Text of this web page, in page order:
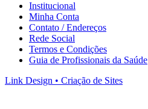
Institucional
Minha Conta
Contato / Endereços
Rede Social
Termos e Condições
Guia de Profissionais da Saúde
Link Design • Criação de Sites